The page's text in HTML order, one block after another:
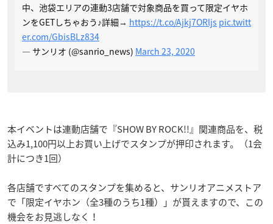
中、池袋エリアの連動3店舗で対象商品を買って限定イヤホ
ンをGETしちゃおう♪詳細→ https://t.co/Ajkj7ORljs pic.twitt
er.com/GbisBLz834
— サンリオ (@sanrio_news) March 23, 2020
本イベントは連動店舗で『SHOW BY ROCK!!』関連商品を、税
込み1,100円以上お買い上げでスタンプが押印されます。（1会
計につき1回）
各店舗ですべてのスタンプを集めると、サンリオアニメストア
で「限定イヤホン（全3種のうち1種）」が貰えますので、この
機会をお見逃しなく！